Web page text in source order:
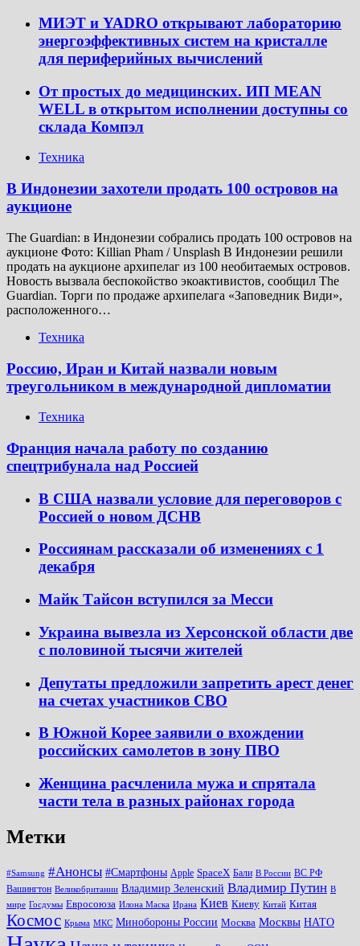
МИЭТ и YADRO открывают лабораторию
энергоэффективных систем на кристалле
для периферийных вычислений
От простых до медицинских. ИП MEAN
WELL в открытом исполнении доступны со
склада Компэл
Техника
В Индонезии захотели продать 100 островов на
аукционе
The Guardian: в Индонезии собрались продать 100 островов на
аукционе Фото: Killian Pham / Unsplash В Индонезии решили
продать на аукционе архипелаг из 100 необитаемых островов.
Новость вызвала беспокойство экоактивистов, сообщил The
Guardian. Торги по продаже архипелага «Заповедник Види»,
расположенного…
Техника
Россию, Иран и Китай назвали новым
треугольником в международной дипломатии
Техника
Франция начала работу по созданию
спецтрибунала над Россией
В США назвали условие для переговоров с
Россией о новом ДСНВ
Россиянам рассказали об изменениях с 1
декабря
Майк Тайсон вступился за Месси
Украина вывезла из Херсонской области две
с половиной тысячи жителей
Депутаты предложили запретить арест денег
на счетах участников СВО
В Южной Корее заявили о вхождении
российских самолетов в зону ПВО
Женщина расчленила мужа и спрятала
части тела в разных районах города
Метки
#Samsung #Анонсы #Смартфоны Apple SpaceX Бали В России ВС РФ
Вашингтон Великобритании Владимир Зеленский Владимир Путин В
мире Госдумы Евросоюза Илона Маска Ирана Киев Киеву Китай Китая
Космос Крыма МКС Минобороны России Москва Москвы НАТО